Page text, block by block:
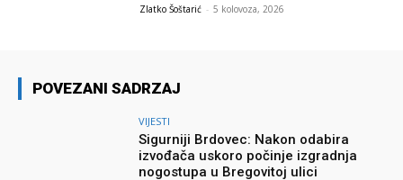
Zlatko Šoštarić - 5 kolovoza, 2026
POVEZANI SADRZAJ
VIJESTI
Sigurniji Brdovec: Nakon odabira
izvođača uskoro počinje izgradnja
nogostupa u Bregovitoj ulici